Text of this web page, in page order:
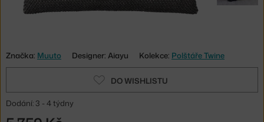
Značka: Muuto Designer: Aiayu Kolekce: Polštáře Twine
DO WISHLISTU
Dodání: 3 - 4 týdny